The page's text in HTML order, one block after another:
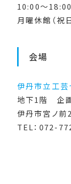
10:00～18:00
月曜休館（祝
会場
伊丹市立工芸
地下1階 企画
伊丹市宮ノ
TEL：072-